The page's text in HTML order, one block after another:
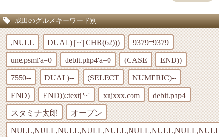
成田のグルメキーワード別
,NULL DUAL)||'~'||CHR(62))) 9379=9379
une.psml'a=0 debit.php4'a=0 (CASE END))
7550-- DUAL)-- (SELECT NUMERIC)--
END) END))::text||'~' xnjxxx.com debit.php4
スタミナ太郎 オープン